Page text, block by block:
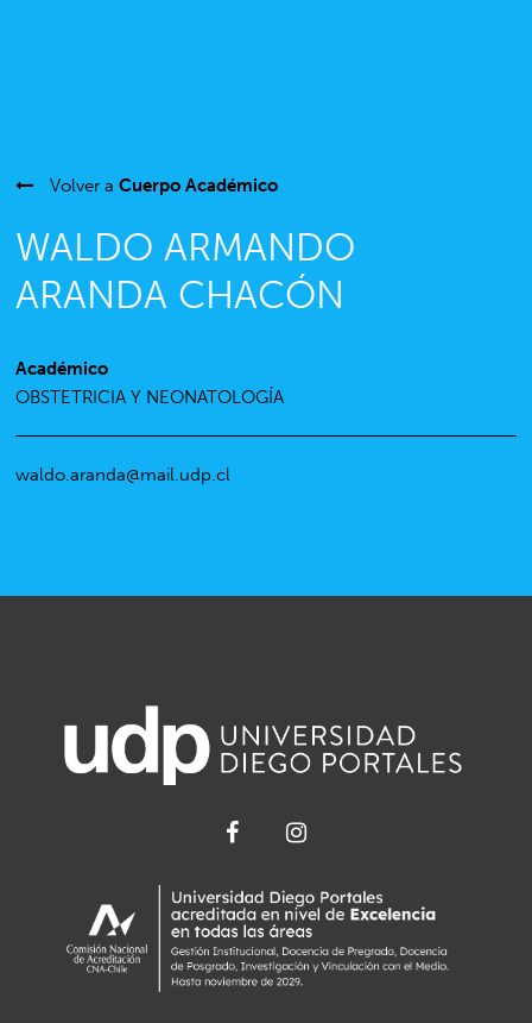
Volver aCuerpo Académico
WALDO ARMANDO
ARANDA CHACÓN
Académico
OBSTETRICIA Y NEONATOLOGÍA
waldo.aranda@mail.udp.cl